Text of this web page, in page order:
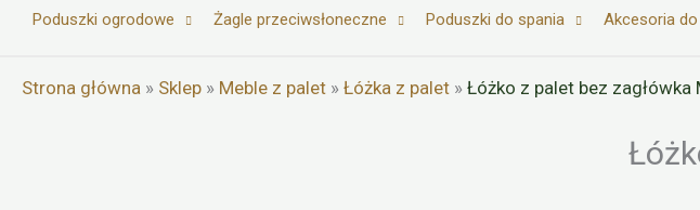
Poduszki ogrodowe Żagle przeciwsłoneczne Poduszki do spania Akcesoria
Strona główna » Sklep » Meble z palet » Łóżka z palet » Łóżko z palet bez zagłówka